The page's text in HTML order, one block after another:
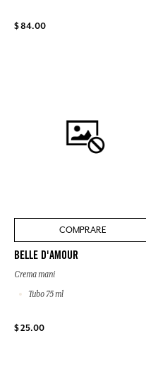
$ 84.00
COMPRARE
BELLE D'AMOUR
Crema mani
Tubo 75 ml
$ 25.00